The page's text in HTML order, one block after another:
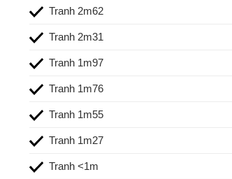
Tranh 2m62
Tranh 2m31
Tranh 1m97
Tranh 1m76
Tranh 1m55
Tranh 1m27
Tranh <1m